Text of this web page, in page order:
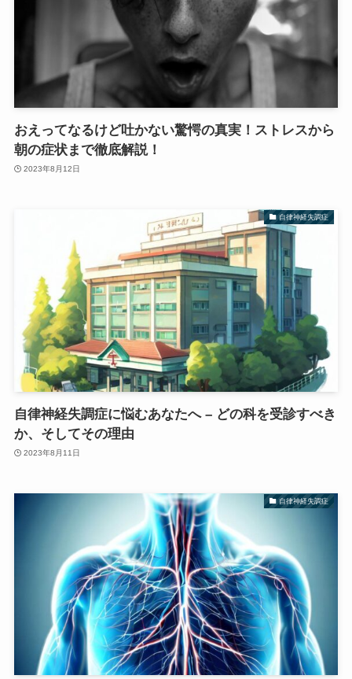
おえってなるけど吐かない驚愕の真実！ストレスから
朝の症状まで徹底解説！
2023年8月12日
自律神経失調症
自律神経失調症に悩むあなたへ – どの科を受診すべき
か、そしてその理由
2023年8月11日
自律神経失調症